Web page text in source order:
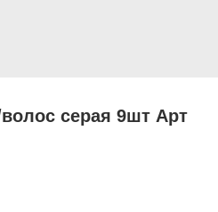
серая 9шт Арт